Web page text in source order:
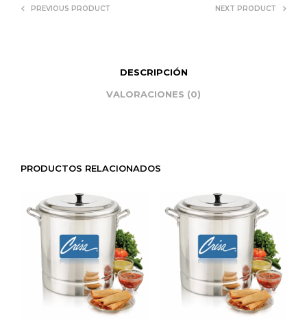
PREVIOUS PRODUCT NEXT PRODUCT
DESCRIPCIÓN
VALORACIONES (0)
PRODUCTOS RELACIONADOS